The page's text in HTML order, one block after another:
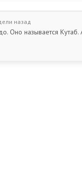
назад
Оно называется